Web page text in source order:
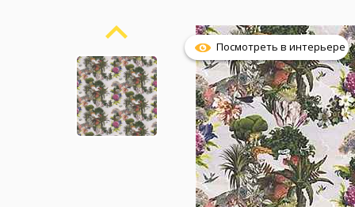
Каталог
Компания
Личный кабинет
(сменить город)
Посмотреть в интерьере